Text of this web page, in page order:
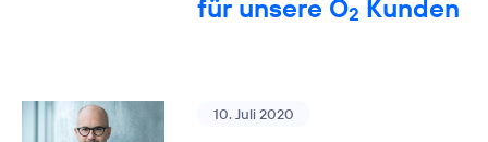
für unsere O2 Kunden
10. Juli 2020